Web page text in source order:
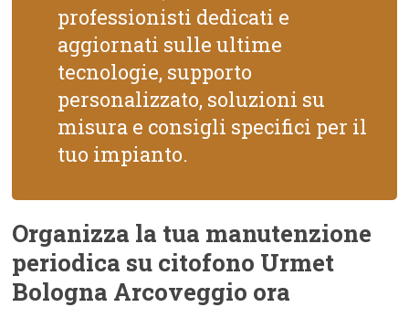
professionisti dedicati e
aggiornati sulle ultime
tecnologie, supporto
personalizzato, soluzioni su
misura e consigli specifici per il
tuo impianto.
Organizza la tua manutenzione
periodica su citofono Urmet
Bologna Arcoveggio ora